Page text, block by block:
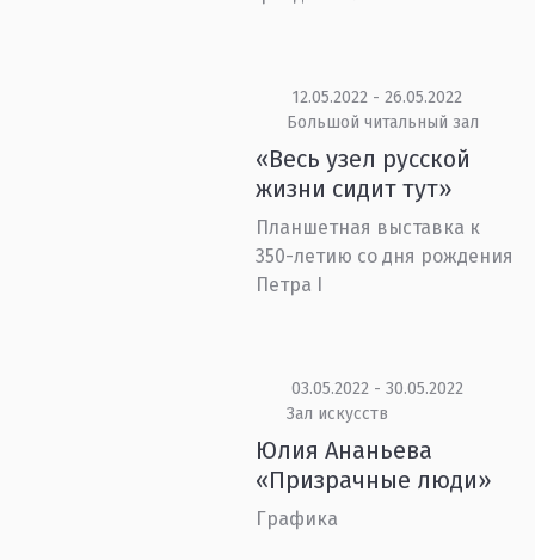
12.05.2022 - 26.05.2022
Большой читальный зал
«Весь узел русской
жизни сидит тут»
Планшетная выставка к
350-летию со дня рождения
Петра I
03.05.2022 - 30.05.2022
Зал искусств
Юлия Ананьева
«Призрачные люди»
Графика